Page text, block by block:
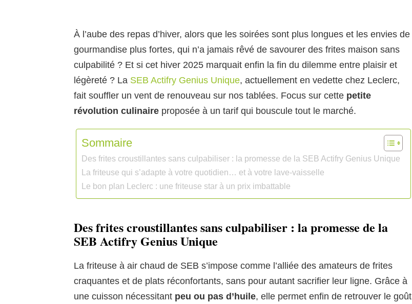
À l’aube des repas d’hiver, alors que les soirées sont plus longues et les envies de
gourmandise plus fortes, qui n’a jamais rêvé de savourer des frites maison sans
culpabilité ? Et si cet hiver 2025 marquait enfin la fin du dilemme entre plaisir et
légèreté ? La SEB Actifry Genius Unique, actuellement en vedette chez Leclerc,
fait souffler un vent de renouveau sur nos tablées. Focus sur cette petite
révolution culinaire proposée à un tarif qui bouscule tout le marché.
Sommaire
Des frites croustillantes sans culpabiliser : la promesse de la SEB Actifry Genius Unique
La friteuse qui s’adapte à votre quotidien… et à votre lave-vaisselle
Le bon plan Leclerc : une friteuse star à un prix imbattable
Des frites croustillantes sans culpabiliser : la promesse de la
SEB Actifry Genius Unique
La friteuse à air chaud de SEB s’impose comme l’alliée des amateurs de frites
craquantes et de plats réconfortants, sans pour autant sacrifier leur ligne. Grâce à
une cuisson nécessitant peu ou pas d’huile, elle permet enfin de retrouver le goût